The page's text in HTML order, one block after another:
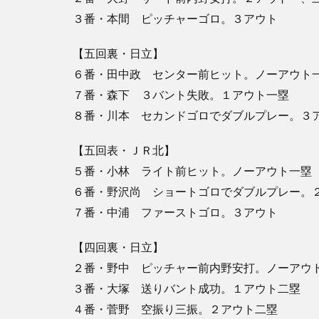
３番・本間 ピッチャーゴロ。３アウト
【五回裏・日立】
６番・田中政 センター前ヒット。ノーアウト
７番・森下 ３バント失敗。１アウト一塁
８番・川本 セカンドゴロでダブルプレー。３
【五回表・ＪＲ北】
５番・小林 ライト前ヒット。ノーアウト一塁
６番・野沢尚 ショートゴロでダブルプレー。
７番・中浦 ファーストゴロ。３アウト
【四回裏・日立】
２番・野中 ピッチャー前内野安打。ノーアウ
３番・大塚 送りバント成功。１アウト二塁
４番・菅野 空振り三振。２アウト二塁